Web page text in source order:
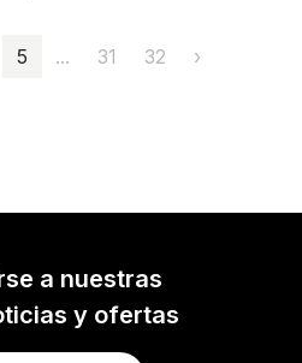
5 ... 31 32 ›
a nuestras
y ofertas